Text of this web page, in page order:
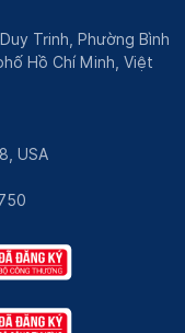
Trinh, Phường Bình
Hồ Chí Minh, Việt
USA